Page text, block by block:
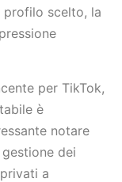
profilo scelto, la
per TikTok,
è
notare
dei
a